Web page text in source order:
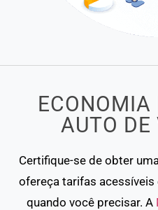
ECONOMIA
AUTO DE
Certifique-se de obter
ofereça tarifas
quando você precisar. A